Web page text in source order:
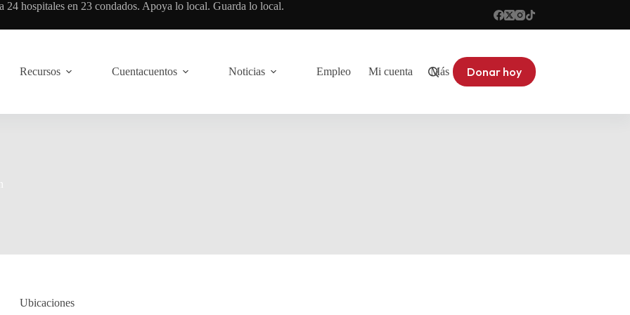
24 hospitales en 23 condados. Apoya lo local. Guarda lo local.
Recursos Cuentacuentos Noticias Empleo Mi cuenta Más Donar hoy
Ubicaciones